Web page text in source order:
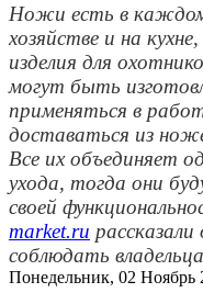
Ножи есть в
хозяйстве и на
изделия для
могут быть
применяться в
доставаться из
Все их объединяет
ухода, тогда они
своей
market.ru
соблюдать
Понедельник, 02 Ноябрь